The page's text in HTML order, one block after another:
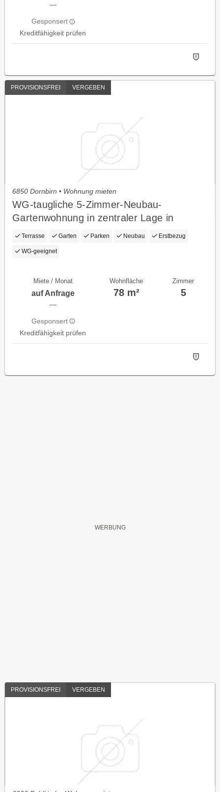
—
Gesponsert
Kreditfähigkeit prüfen
PROVISIONSFREI VERGEBEN
6850 Dornbirn • Wohnung mieten
WG-taugliche 5-Zimmer-Neubau-
Gartenwohnung in zentraler Lage in
Dornbirn zum Vermieten!
Terrasse Garten Parken Neubau Erstbezug
WG-geeignet
Miete / Monat
auf Anfrage
—
Gesponsert
Kreditfähigkeit prüfen
Wohnfläche
78 m²
Zimmer
5
PROVISIONSFREI VERGEBEN